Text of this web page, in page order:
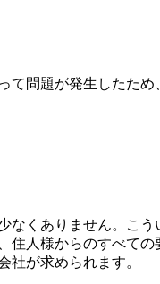
問題が発生したた
くありません。こ
人様からのすべて
社が求められます。